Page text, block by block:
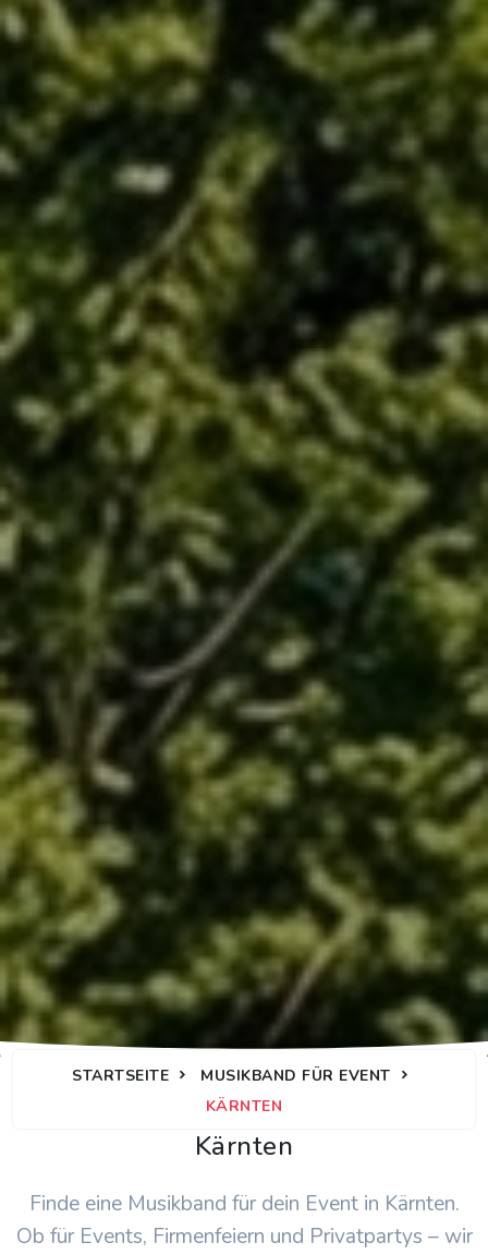
STARTSEITE
MUSIKBAND FÜR EVENT
KÄRNTEN
So findest du eine Musikband in
Kärnten
Finde eine Musikband für dein Event in Kärnten.
Ob für Events, Firmenfeiern und Privatpartys – wir